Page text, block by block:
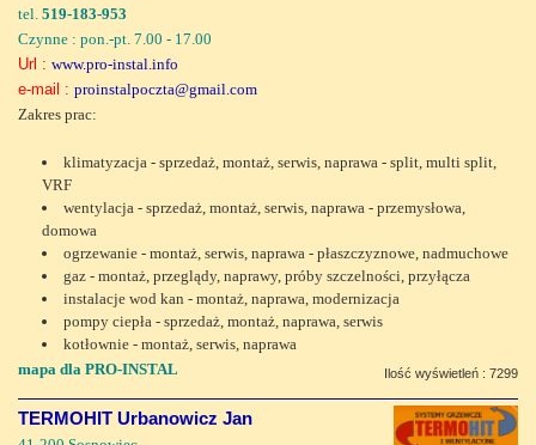
tel. 519-183-953
Czynne : pon.-pt. 7.00 - 17.00
Url : www.pro-instal.info
e-mail : proinstalpoczta@gmail.com
Zakres prac:
klimatyzacja - sprzedaż, montaż, serwis, naprawa - split, multi split,
VRF
wentylacja - sprzedaż, montaż, serwis, naprawa - przemysłowa,
domowa
ogrzewanie - montaż, serwis, naprawa - płaszczyznowe, nadmuchowe
gaz - montaż, przeglądy, naprawy, próby szczelności, przyłącza
instalacje wod kan - montaż, naprawa, modernizacja
pompy ciepła - sprzedaż, montaż, naprawa, serwis
kotłownie - montaż, serwis, naprawa
mapa dla PRO-INSTAL
Ilość wyświetleń : 7299
TERMOHIT Urbanowicz Jan